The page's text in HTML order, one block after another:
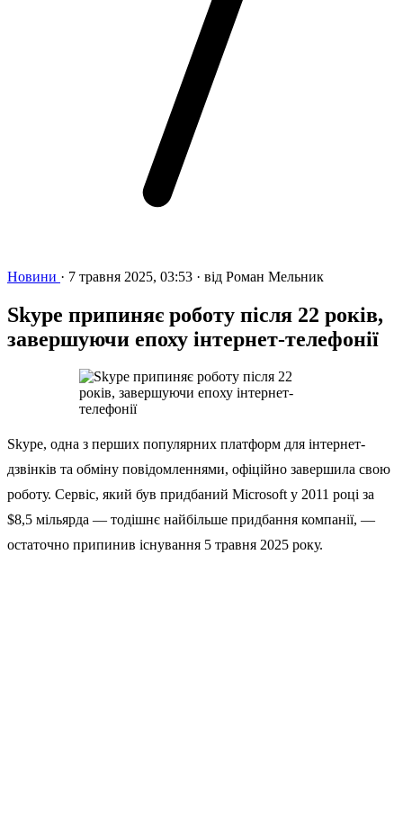
Новини · 7 травня 2025, 03:53 · від Роман Мельник
Skype припиняє роботу після 22 років,
завершуючи епоху інтернет-телефонії
Skype, одна з перших популярних платформ для інтернет-
дзвінків та обміну повідомленнями, офіційно завершила свою
роботу. Сервіс, який був придбаний Microsoft у 2011 році за
$8,5 мільярда — тодішнє найбільше придбання компанії, —
остаточно припинив існування 5 травня 2025 року.